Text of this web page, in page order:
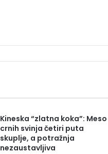
Kineska “zlatna koka”: Meso
crnih svinja četiri puta
skuplje, a potražnja
nezaustavljiva